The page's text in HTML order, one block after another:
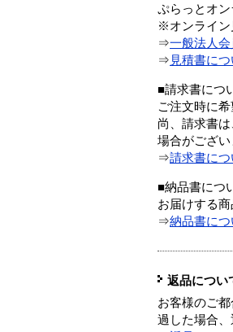
ぷらっとオ
※オンライン
⇒一般法人
⇒ 見積書に
■請求書につ
ご注文時に
尚、請求書
場合がござい
⇒請求書に
■納品書につ
お届けする商
⇒納品書に
返品につい
お客様のご
過した場合、